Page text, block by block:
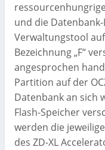
und die
Verwaltungstool
Bezeichnung „F“
angesprochen
Partition auf der
Datenbank an sich
Flash-Speicher
werden die
des ZD-XL